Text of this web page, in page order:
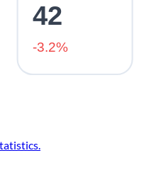
42
-3.2%